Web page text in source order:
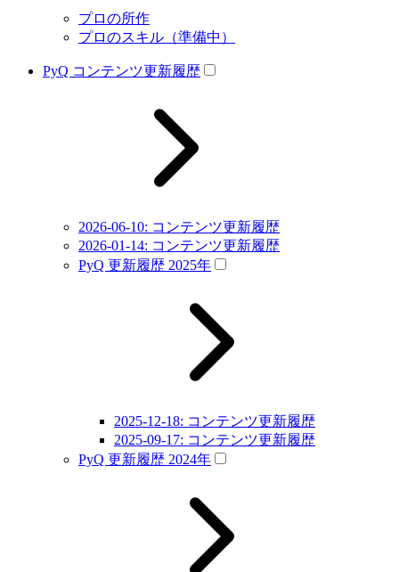
プロの所作
プロのスキル（準備中）
PyQ コンテンツ更新履歴
2026-06-10: コンテンツ更新履歴
2026-01-14: コンテンツ更新履歴
PyQ 更新履歴 2025年
2025-12-18: コンテンツ更新履歴
2025-09-17: コンテンツ更新履歴
PyQ 更新履歴 2024年